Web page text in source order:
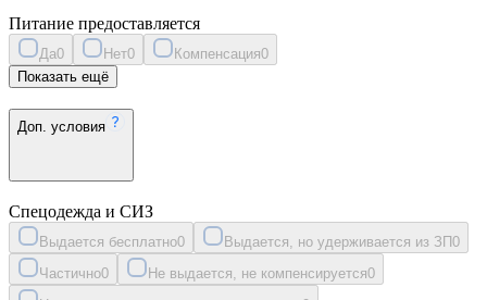
Питание предоставляется
Да0 Нет0 Компенсация0
Показать ещё
Доп. условия
Спецодежда и СИЗ
Выдается бесплатно0 Выдается, но удерживается из ЗП0
Частично0 Не выдается, не компенсируется0